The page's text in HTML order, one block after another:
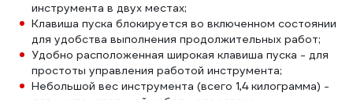
инструмента в двух местах;
Клавиша пуска блокируется во включенном состоянии
для удобства выполнения продолжительных работ;
Удобно расположенная широкая клавиша пуска - для
простоты управления работой инструмента;
Небольшой вес инструмента (всего 1,4 килограмма) -